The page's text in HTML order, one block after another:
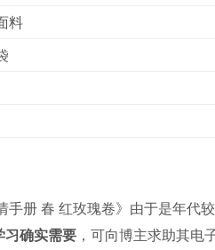
料
手册 春 红玫瑰卷》由于是年代
习确实需要 ，可向博主求助其电